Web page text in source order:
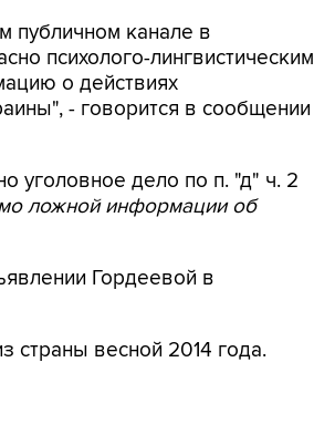
публичном канале в
психолого-лингвистическим
о действиях
- говорится в сообщении
уголовное дело по п. "д" ч. 2
ложной информации об
Гордеевой в
страны весной 2014 года.